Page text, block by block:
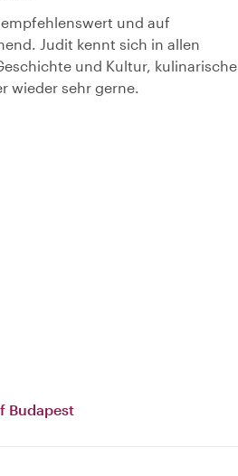
und auf
Judit kennt sich in allen
und Kultur, kulinarische
wieder sehr gerne.
Budapest